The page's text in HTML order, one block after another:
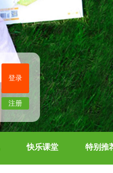
登录
注册
快乐课堂 特别推